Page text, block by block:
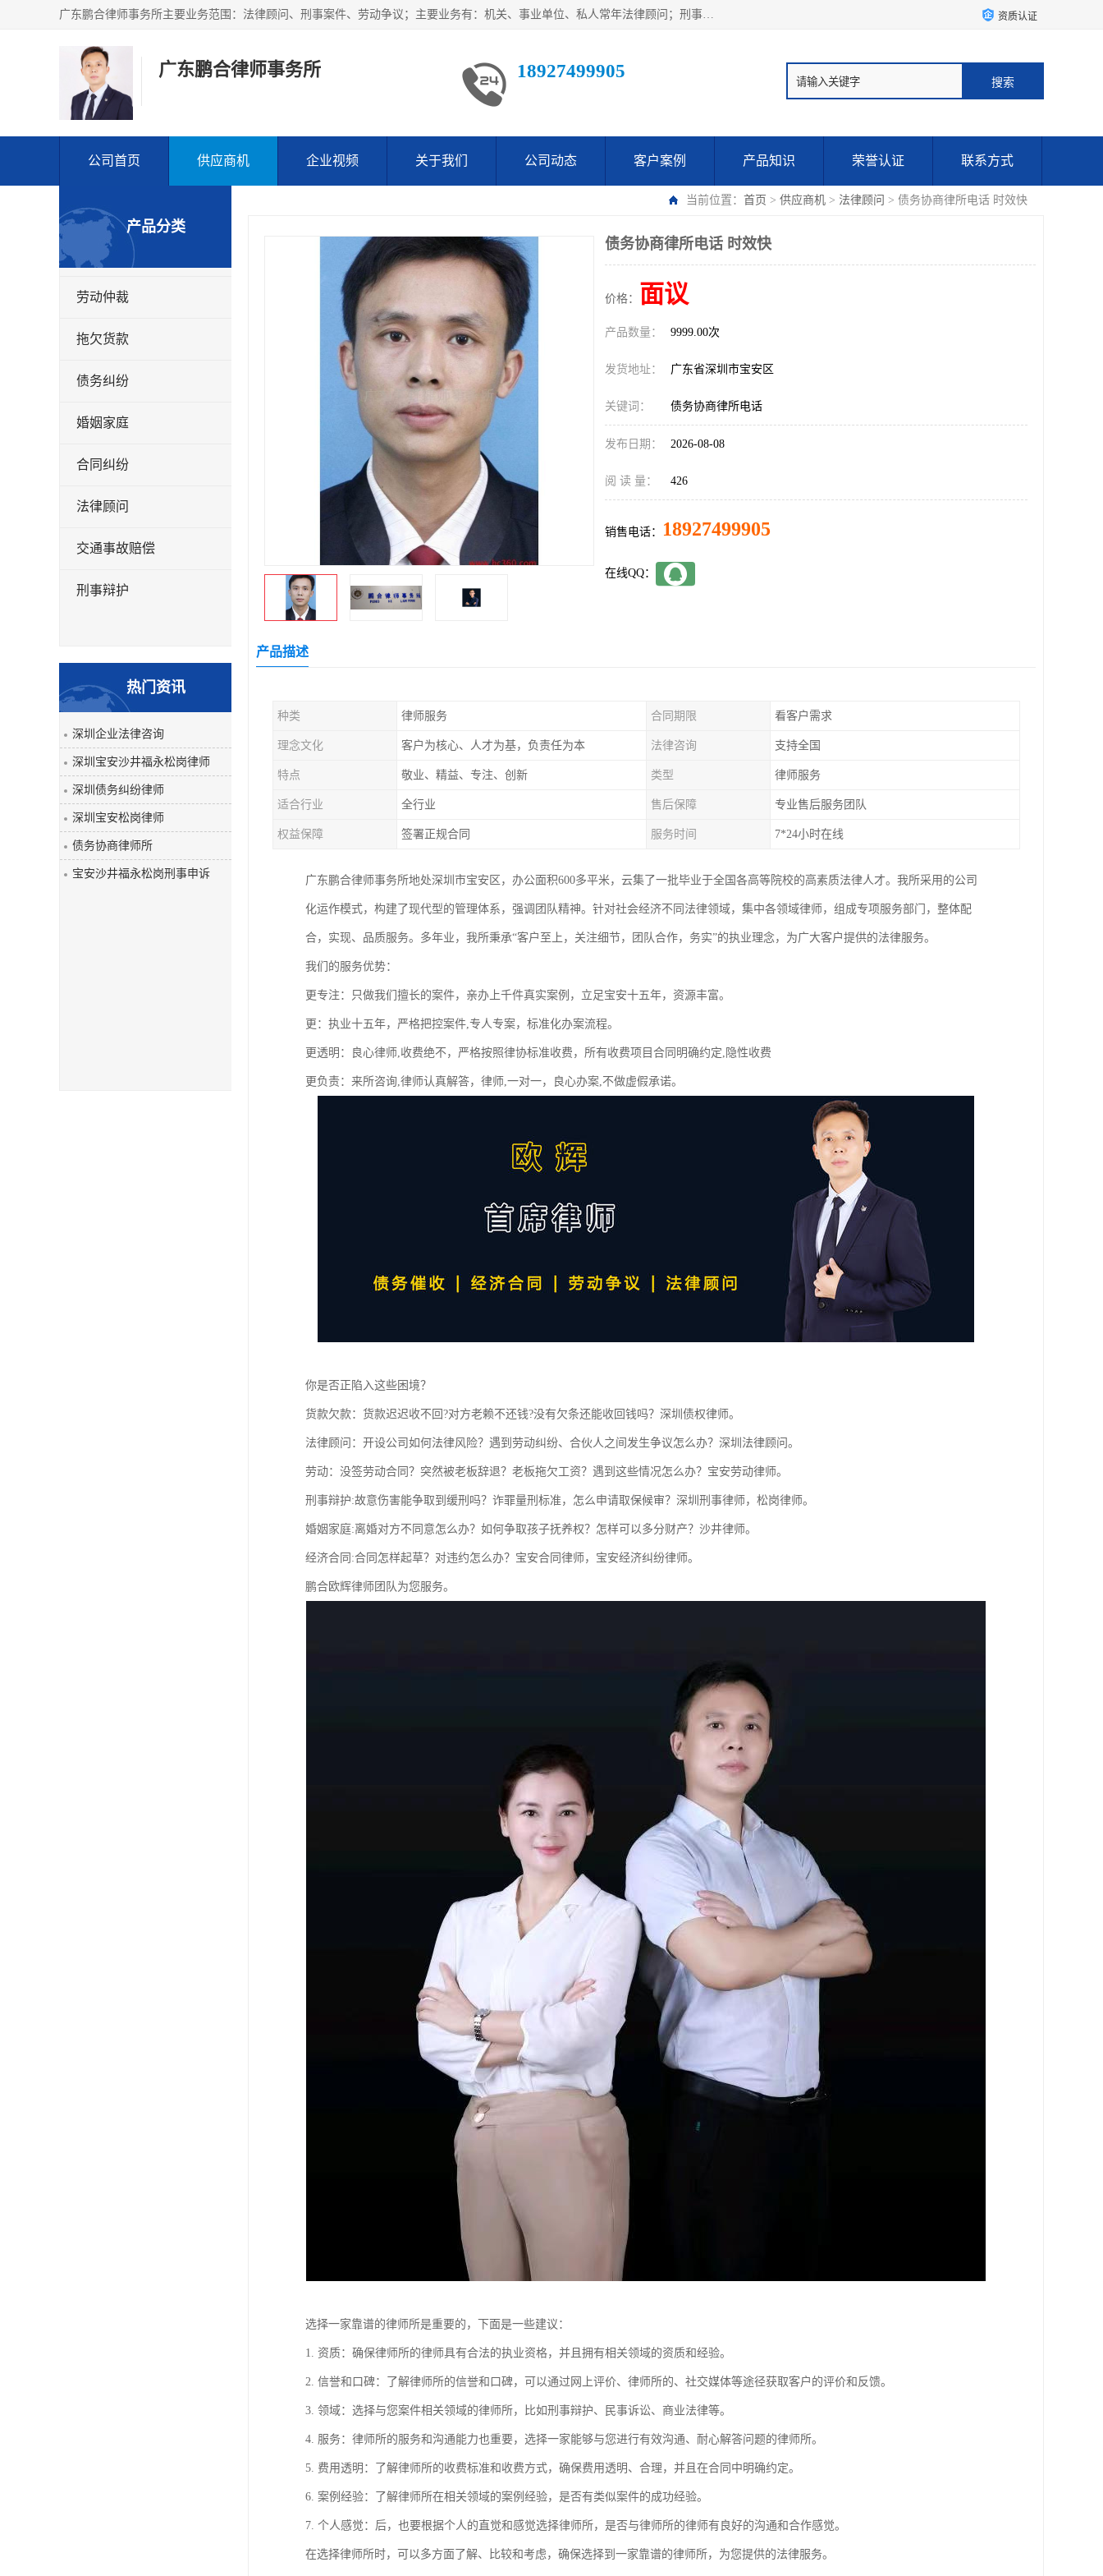
广东鹏合律师事务所主要业务范围：法律顾问、刑事案件、劳动争议；主要业务有：机关、事业单位、私人常年法律顾问；刑事案件辩护、案件代理、犯罪辩护、取保候审等法律事务；以及劳动合同、工伤、工资、辞退、开除等劳动法律事务；多年来，欧辉律师团队一直秉承“以信为本，以法为业”的执业理念，用自己的专业所长为当事人提供优质法律服务，深得当事人的一致好评及信赖。 资质认证
广东鹏合律师事务所 18927499905
公司首页 供应商机 企业视频 关于我们 公司动态 客户案例 产品知识 荣誉认证 联系方式
当前位置： 首页 > 供应商机 > 法律顾问 > 债务协商律所电话 时效快
产品分类
劳动仲裁
拖欠货款
债务纠纷
婚姻家庭
合同纠纷
法律顾问
交通事故赔偿
刑事辩护
热门资讯
深圳企业法律咨询
深圳宝安沙井福永松岗律师
深圳债务纠纷律师
深圳宝安松岗律师
债务协商律师所
宝安沙井福永松岗刑事申诉
债务协商律所电话 时效快
价格： 面议
产品数量： 9999.00次
发货地址： 广东省深圳市宝安区
关键词： 债务协商律所电话
发布日期： 2026-08-08
阅 读 量： 426
销售电话： 18927499905
在线QQ：
产品描述
种类 律师服务 合同期限 看客户需求
理念文化 客户为核心、人才为基，负责任为本 法律咨询 支持全国
特点 敬业、精益、专注、创新 类型 律师服务
适合行业 全行业 售后保障 专业售后服务团队
权益保障 签署正规合同 服务时间 7*24小时在线
广东鹏合律师事务所地处深圳市宝安区，办公面积600多平米，云集了一批毕业于全国各高等院校的高素质法律人才。我所采用的公司
化运作模式，构建了现代型的管理体系，强调团队精神。针对社会经济不同法律领域，集中各领域律师，组成专项服务部门，整体配
合，实现、品质服务。多年业，我所秉承“客户至上，关注细节，团队合作，务实”的执业理念，为广大客户提供的法律服务。
我们的服务优势：
更专注：只做我们擅长的案件，亲办上千件真实案例，立足宝安十五年，资源丰富。
更：执业十五年，严格把控案件,专人专案，标准化办案流程。
更透明：良心律师,收费绝不，严格按照律协标准收费，所有收费项目合同明确约定,隐性收费
更负责：来所咨询,律师认真解答，律师,一对一，良心办案,不做虚假承诺。
你是否正陷入这些困境？
货款欠款：货款迟迟收不回?对方老赖不还钱?没有欠条还能收回钱吗？深圳债权律师。
法律顾问：开设公司如何法律风险？遇到劳动纠纷、合伙人之间发生争议怎么办？深圳法律顾问。
劳动：没签劳动合同？突然被老板辞退？老板拖欠工资？遇到这些情况怎么办？宝安劳动律师。
刑事辩护:故意伤害能争取到缓刑吗？诈罪量刑标准，怎么申请取保候审？深圳刑事律师，松岗律师。
婚姻家庭:离婚对方不同意怎么办？如何争取孩子抚养权？怎样可以多分财产？沙井律师。
经济合同:合同怎样起草？对违约怎么办？宝安合同律师，宝安经济纠纷律师。
鹏合欧辉律师团队为您服务。
选择一家靠谱的律师所是重要的，下面是一些建议：
1. 资质：确保律师所的律师具有合法的执业资格，并且拥有相关领域的资质和经验。
2. 信誉和口碑：了解律师所的信誉和口碑，可以通过网上评价、律师所的、社交媒体等途径获取客户的评价和反馈。
3. 领域：选择与您案件相关领域的律师所，比如刑事辩护、民事诉讼、商业法律等。
4. 服务：律师所的服务和沟通能力也重要，选择一家能够与您进行有效沟通、耐心解答问题的律师所。
5. 费用透明：了解律师所的收费标准和收费方式，确保费用透明、合理，并且在合同中明确约定。
6. 案例经验：了解律师所在相关领域的案例经验，是否有类似案件的成功经验。
7. 个人感觉：后，也要根据个人的直觉和感觉选择律师所，是否与律师所的律师有良好的沟通和合作感觉。
在选择律师所时，可以多方面了解、比较和考虑，确保选择到一家靠谱的律师所，为您提供的法律服务。